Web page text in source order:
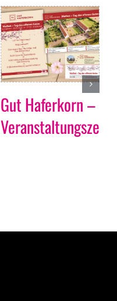
Gut Haferkorn –